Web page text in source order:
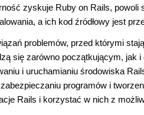
zyskuje Ruby on Rails, powoli
a ich kod źródłowy jest
problemów, przed którymi
się zarówno początkującym, jak
i uruchamianiu środowiska
programów i
Rails i korzystać w nich z